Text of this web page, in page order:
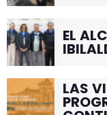
EL
LAS